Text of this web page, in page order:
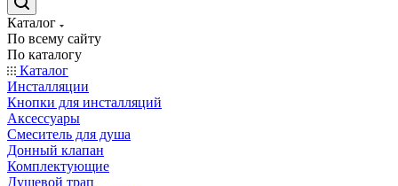
Каталог
По всему сайту
По каталогу
Каталог
Инсталляции
Кнопки для инсталляций
Аксессуары
Смеситель для душа
Донный клапан
Комплектующие
Душевой трап